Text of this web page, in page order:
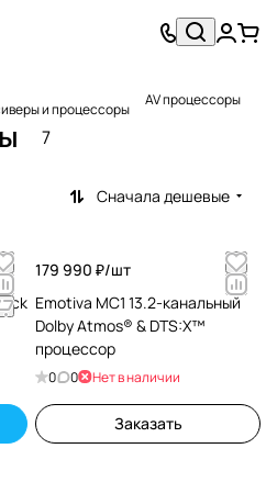
и процессоры AV процессоры
7
Сначала дешевые
179 990 ₽/шт
Emotiva MC1 13.2-канальный
Dolby Atmos® & DTS:X™
процессор
0 0 Нет в наличии
Заказать